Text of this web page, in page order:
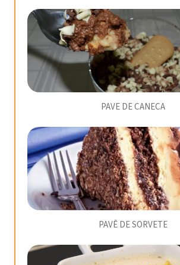
PAVE DE CANECA
PAVÊ DE SORVETE